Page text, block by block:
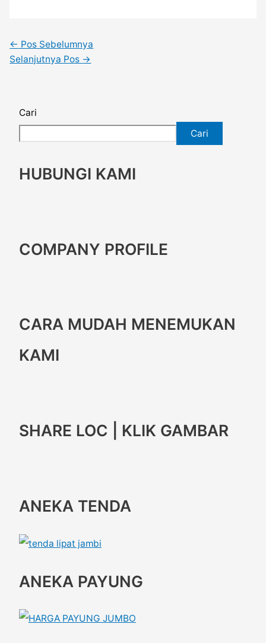
← Pos Sebelumnya
Selanjutnya Pos →
Cari
Cari
HUBUNGI KAMI
COMPANY PROFILE
CARA MUDAH MENEMUKAN
KAMI
SHARE LOC | KLIK GAMBAR
ANEKA TENDA
ANEKA PAYUNG